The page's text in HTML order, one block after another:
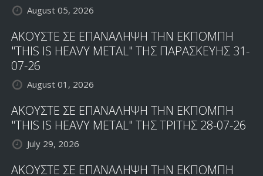
August 05, 2026
ΑΚΟΥΣΤΕ ΣΕ ΕΠΑΝΑΛΗΨΗ ΤΗΝ ΕΚΠΟΜΠΗ
"THIS IS HEAVY METAL" ΤΗΣ ΠΑΡΑΣΚΕΥΗΣ 31-
07-26
August 01, 2026
ΑΚΟΥΣΤΕ ΣΕ ΕΠΑΝΑΛΗΨΗ ΤΗΝ ΕΚΠΟΜΠΗ
"THIS IS HEAVY METAL" ΤΗΣ ΤΡΙΤΗΣ 28-07-26
July 29, 2026
ΑΚΟΥΣΤΕ ΣΕ ΕΠΑΝΑΛΗΨΗ ΤΗΝ ΕΚΠΟΜΠΗ